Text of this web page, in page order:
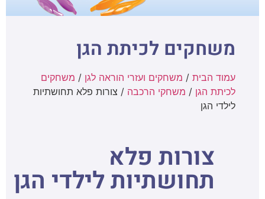
משחקים לכיתת הגן
עמוד הבית / משחקים ועזרי הוראה לגן / משחקים
לכיתת הגן / משחקי הרכבה / צורות פלא תחושתיות
לילדי הגן
צורות פלא
תחושתיות לילדי הגן